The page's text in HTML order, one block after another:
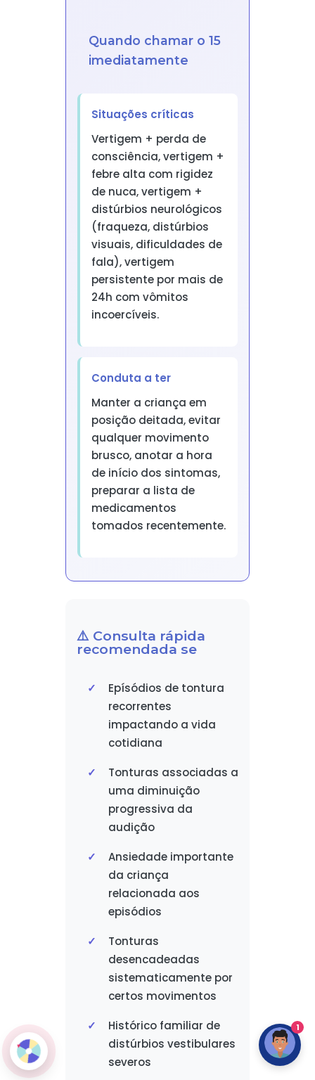
Quando chamar o 15
imediatamente
Situações críticas
Vertigem + perda de
consciência, vertigem +
febre alta com rigidez
de nuca, vertigem +
distúrbios neurológicos
(fraqueza, distúrbios
visuais, dificuldades de
fala), vertigem
persistente por mais de
24h com vômitos
incoercíveis.
Conduta a ter
Manter a criança em
posição deitada, evitar
qualquer movimento
brusco, anotar a hora
de início dos sintomas,
preparar a lista de
medicamentos
tomados recentemente.
⚠️ Consulta rápida
recomendada se
Epísódios de tontura
recorrentes
impactando a vida
cotidiana
Tonturas associadas a
uma diminuição
progressiva da
audição
Ansiedade importante
da criança
relacionada aos
episódios
Tonturas
desencadeadas
sistematicamente por
certos movimentos
Histórico familiar de
distúrbios vestibulares
severos
1